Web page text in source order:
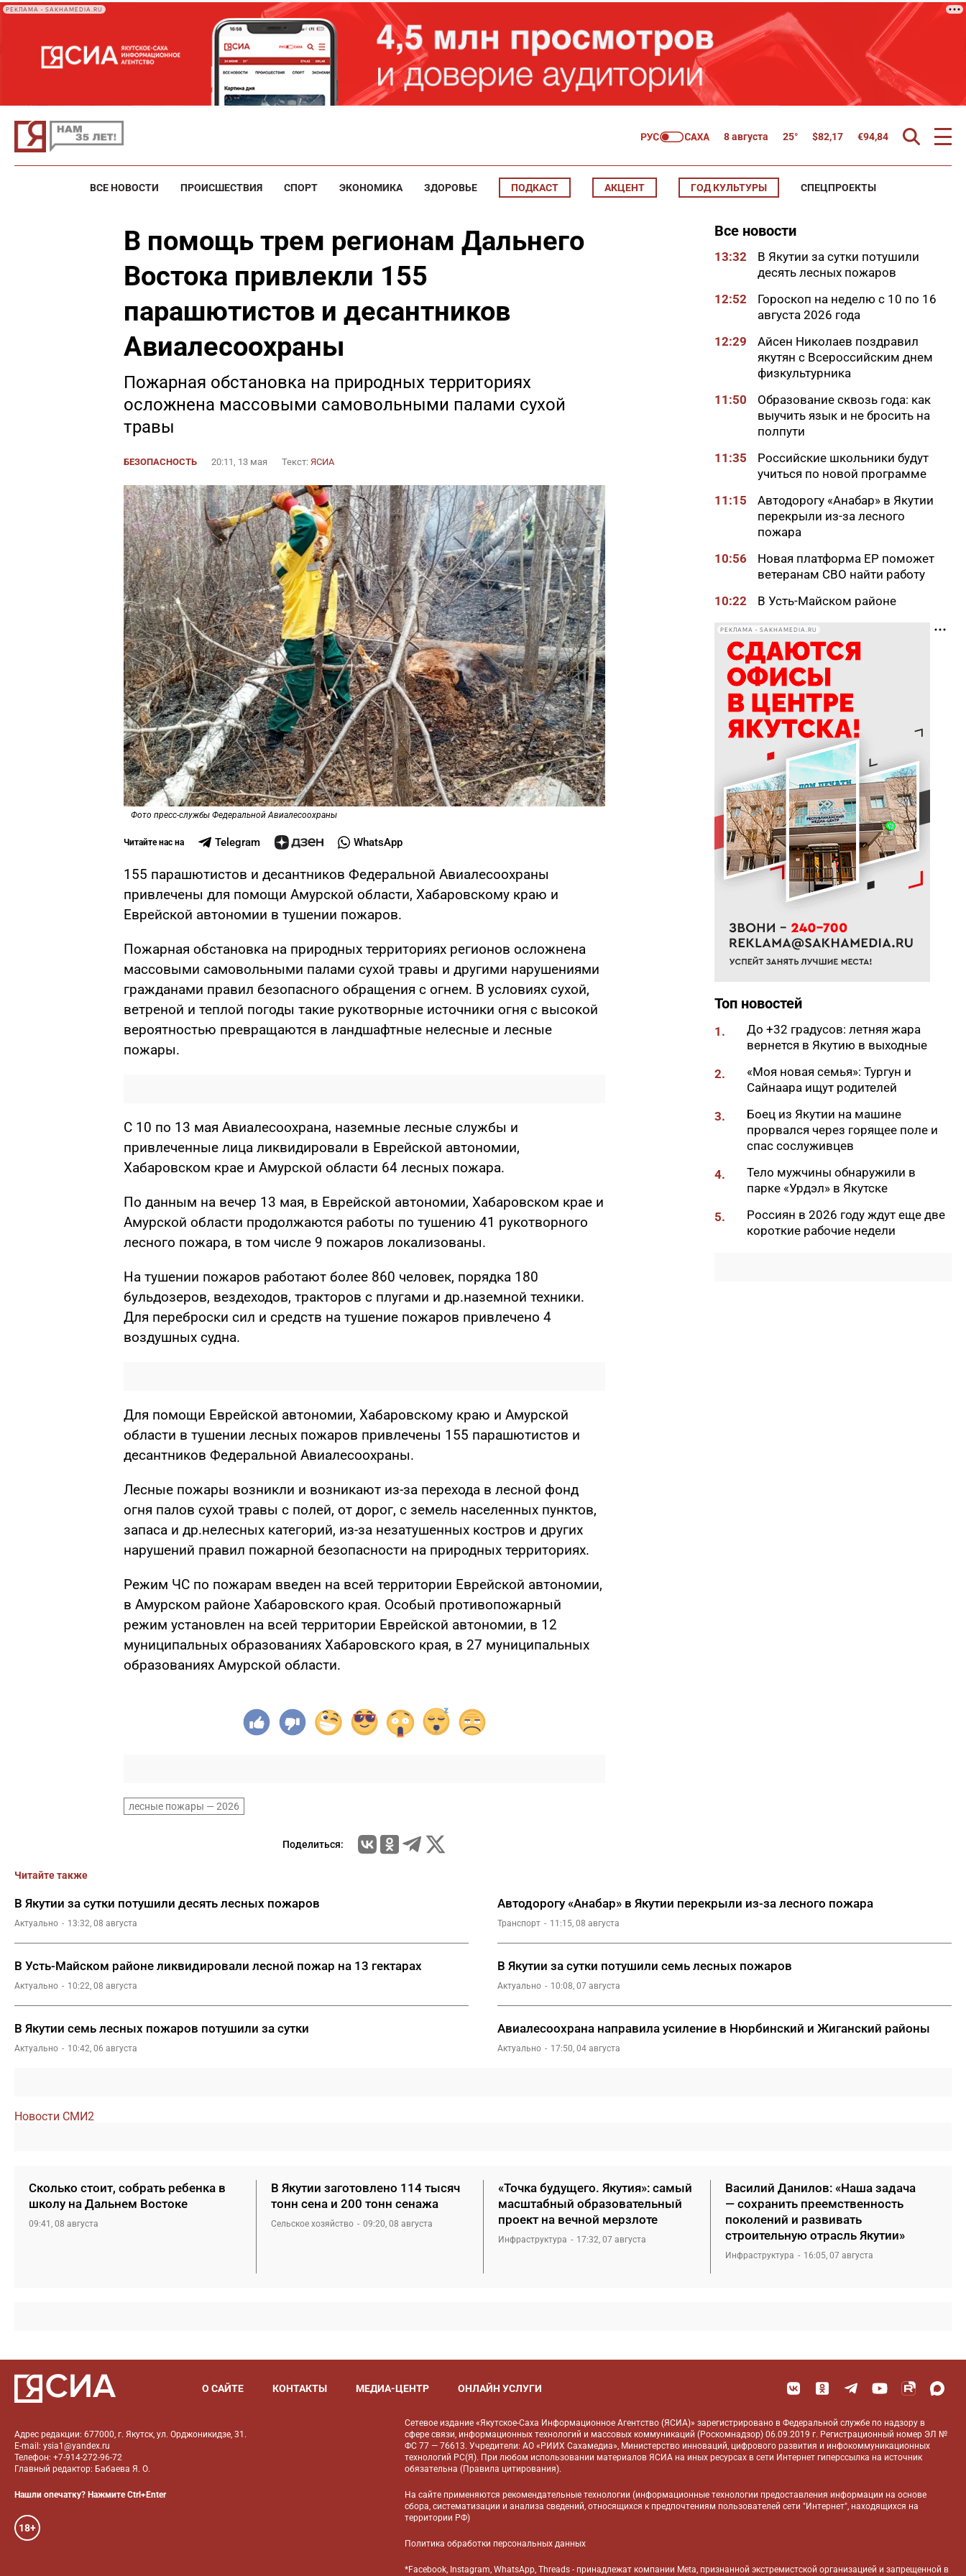
РЕКЛАМА • SAKHAMEDIA.RU
8 августа 25° $82,17 €94,84
ВСЕ НОВОСТИ ПРОИСШЕСТВИЯ СПОРТ ЭКОНОМИКА ЗДОРОВЬЕ ПОДКАСТ АКЦЕНТ ГОД КУЛЬТУРЫ СПЕЦПРОЕКТЫ
В помощь трем регионам Дальнего
Востока привлекли 155
парашютистов и десантников
Авиалесоохраны
Пожарная обстановка на природных территориях
осложнена массовыми самовольными палами сухой
травы
БЕЗОПАСНОСТЬ 20:11, 13 мая Текст: ЯСИА
Фото пресс-службы Федеральной Авиалесоохраны
Читайте нас на Telegram WhatsApp
155 парашютистов и десантников Федеральной Авиалесоохраны
привлечены для помощи Амурской области, Хабаровскому краю и
Еврейской автономии в тушении пожаров.
Пожарная обстановка на природных территориях регионов осложнена
массовыми самовольными палами сухой травы и другими нарушениями
гражданами правил безопасного обращения с огнем. В условиях сухой,
ветреной и теплой погоды такие рукотворные источники огня с высокой
вероятностью превращаются в ландшафтные нелесные и лесные
пожары.
С 10 по 13 мая Авиалесоохрана, наземные лесные службы и
привлеченные лица ликвидировали в Еврейской автономии,
Хабаровском крае и Амурской области 64 лесных пожара.
По данным на вечер 13 мая, в Еврейской автономии, Хабаровском крае и
Амурской области продолжаются работы по тушению 41 рукотворного
лесного пожара, в том числе 9 пожаров локализованы.
На тушении пожаров работают более 860 человек, порядка 180
бульдозеров, вездеходов, тракторов с плугами и др.наземной техники.
Для переброски сил и средств на тушение пожаров привлечено 4
воздушных судна.
Для помощи Еврейской автономии, Хабаровскому краю и Амурской
области в тушении лесных пожаров привлечены 155 парашютистов и
десантников Федеральной Авиалесоохраны.
Лесные пожары возникли и возникают из-за перехода в лесной фонд
огня палов сухой травы с полей, от дорог, с земель населенных пунктов,
запаса и др.нелесных категорий, из-за незатушенных костров и других
нарушений правил пожарной безопасности на природных территориях.
Режим ЧС по пожарам введен на всей территории Еврейской автономии,
в Амурском районе Хабаровского края. Особый противопожарный
режим установлен на всей территории Еврейской автономии, в 12
муниципальных образованиях Хабаровского края, в 27 муниципальных
образованиях Амурской области.
лесные пожары — 2026
Поделиться:
Все новости
13:32
В Якутии за сутки потушили
десять лесных пожаров
12:52
Гороскоп на неделю с 10 по 16
августа 2026 года
12:29
Айсен Николаев поздравил
якутян с Всероссийским днем
физкультурника
11:50
Образование сквозь года: как
выучить язык и не бросить на
полпути
11:35
Российские школьники будут
учиться по новой программе
11:15
Автодорогу «Анабар» в Якутии
перекрыли из-за лесного
пожара
10:56
Новая платформа ЕР поможет
ветеранам СВО найти работу
10:22
В Усть-Майском районе
на 13 гектарах
10:01
Якутяне рассказали, что
считают главным подарком в
своей жизни
09:41
Сколько стоит, собрать
ребенка в школу на Дальнем
Востоке
09:20
В Якутии заготовлено 114
тысяч тонн сена и 200 тонн
сенажа
09:00
На Камчатке завершилась
парусная экспедиция из
Якутии
До +27 градусов прогреется
21:00
Деловая программа ВЭФ-2026
охватывает почти 70 сессий
получили за неделю
поддержку психологов Якутии
19:48
В Якутии определены
приоритеты развития
«Движения Первых»
Более 26 тонн гуманитарной
помощи доставили в
пострадавший от паводка
Верхоянский район
19:00
Авторы проектов «Ты в игре»
проведут спортивные
мероприятия в рамках Дня
РЕКЛАМА • SAKHAMEDIA.RU
Топ новостей
1.
До +32 градусов: летняя жара
вернется в Якутию в выходные
2.
«Моя новая семья»: Тургун и
Сайнаара ищут родителей
3.
Боец из Якутии на машине
прорвался через горящее поле и
спас сослуживцев
4.
Тело мужчины обнаружили в
парке «Урдэл» в Якутске
5.
Россиян в 2026 году ждут еще две
короткие рабочие недели
Читайте также
В Якутии за сутки потушили десять лесных пожаров
Актуально 13:32, 08 августа
Автодорогу «Анабар» в Якутии перекрыли из-за лесного пожара
Транспорт 11:15, 08 августа
В Усть-Майском районе ликвидировали лесной пожар на 13 гектарах
Актуально 10:22, 08 августа
В Якутии за сутки потушили семь лесных пожаров
Актуально 10:08, 07 августа
В Якутии семь лесных пожаров потушили за сутки
Актуально 10:42, 06 августа
Авиалесоохрана направила усиление в Нюрбинский и Жиганский районы
Актуально 17:50, 04 августа
Новости СМИ2
Сколько стоит, собрать ребенка в
школу на Дальнем Востоке
09:41, 08 августа
В Якутии заготовлено 114 тысяч
тонн сена и 200 тонн сенажа
Сельское хозяйство 09:20, 08 августа
«Точка будущего. Якутия»: самый
масштабный образовательный
проект на вечной мерзлоте
Инфраструктура 17:32, 07 августа
Василий Данилов: «Наша задача
— сохранить преемственность
поколений и развивать
строительную отрасль Якутии»
Инфраструктура 16:05, 07 августа
О САЙТЕ КОНТАКТЫ МЕДИА-ЦЕНТР ОНЛАЙН УСЛУГИ
Адрес редакции: 677000, г. Якутск, ул. Орджоникидзе, 31.
E-mail: ysia1@yandex.ru
Телефон: +7-914-272-96-72
Главный редактор: Бабаева Я. О.
Нашли опечатку? Нажмите Ctrl+Enter
18+
Сетевое издание «Якутское-Саха Информационное Агентство (ЯСИА)» зарегистрировано в Федеральной службе по надзору в
сфере связи, информационных технологий и массовых коммуникаций (Роскомнадзор) 06.09.2019 г. Регистрационный номер ЭЛ №
ФС 77 — 76613. Учредители: АО «РИИХ Сахамедиа», Министерство инноваций, цифрового развития и инфокоммуникационных
технологий РС(Я). При любом использовании материалов ЯСИА на иных ресурсах в сети Интернет гиперссылка на источник
обязательна (Правила цитирования).
На сайте применяютсярекомендательные технологии (информационные технологии предоставления информации на основе
сбора, систематизации и анализа сведений, относящихся к предпочтениям пользователей сети "Интернет", находящихся на
территории РФ)
Политика обработки персональных данных
*Facebook, Instagram, WhatsApp, Threads - принадлежат компании Meta, признанной экстремистской организацией и запрещенной в